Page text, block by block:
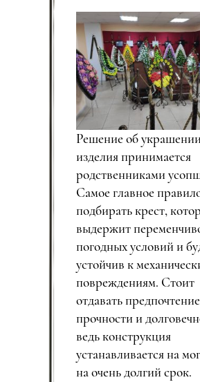
Решение об
изделия принимается
родственниками
Самое главное
подбирать крест,
выдержит
погодных условий и
устойчив к
повреждениям. Стоит
отдавать предпочтение
прочности и
ведь конструкция
устанавливается на
на очень долгий срок.